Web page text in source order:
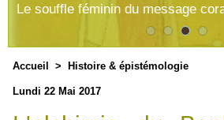
Le souffle féminin du message
Accueil > Histoire & épistémologie
Lundi 22 Mai 2017